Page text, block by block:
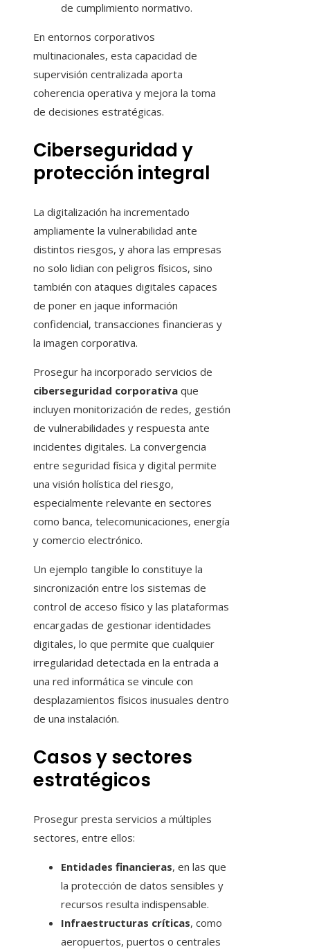
de cumplimiento normativo.
En entornos corporativos
multinacionales, esta capacidad de
supervisión centralizada aporta
coherencia operativa y mejora la toma
de decisiones estratégicas.
Ciberseguridad y
protección integral
La digitalización ha incrementado
ampliamente la vulnerabilidad ante
distintos riesgos, y ahora las empresas
no solo lidian con peligros físicos, sino
también con ataques digitales capaces
de poner en jaque información
confidencial, transacciones financieras y
la imagen corporativa.
Prosegur ha incorporado servicios de
ciberseguridad corporativa que
incluyen monitorización de redes, gestión
de vulnerabilidades y respuesta ante
incidentes digitales. La convergencia
entre seguridad física y digital permite
una visión holística del riesgo,
especialmente relevante en sectores
como banca, telecomunicaciones, energía
y comercio electrónico.
Un ejemplo tangible lo constituye la
sincronización entre los sistemas de
control de acceso físico y las plataformas
encargadas de gestionar identidades
digitales, lo que permite que cualquier
irregularidad detectada en la entrada a
una red informática se vincule con
desplazamientos físicos inusuales dentro
de una instalación.
Casos y sectores
estratégicos
Prosegur presta servicios a múltiples
sectores, entre ellos:
Entidades financieras, en las que
la protección de datos sensibles y
recursos resulta indispensable.
Infraestructuras críticas, como
aeropuertos, puertos o centrales